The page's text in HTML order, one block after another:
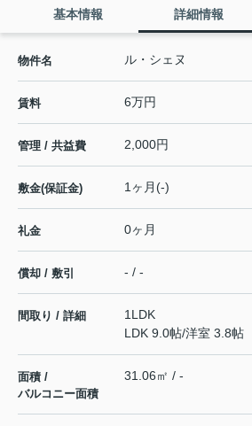
基本情報 詳細情報
物件名 ル・シェヌ
賃料 6万円
管理 / 共益費 2,000円
敷金(保証金) 1ヶ月(-)
礼金 0ヶ月
償却 / 敷引 - / -
間取り / 詳細
1LDK
LDK 9.0帖/洋室 3.8帖
面積 /
バルコニー面積
31.06㎡ / -